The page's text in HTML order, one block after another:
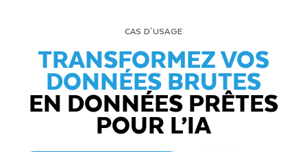
CAS D'USAGE
TRANSFORMEZ VOS
DONNÉES BRUTES
EN DONNÉES PRÊTES
POUR L’IA